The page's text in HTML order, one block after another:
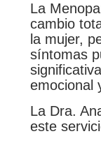
La
cambio
la mujer,
síntomas
emocional
La Dra.
este